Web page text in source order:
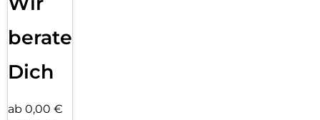
beraten
Dich
ab 0,00 €